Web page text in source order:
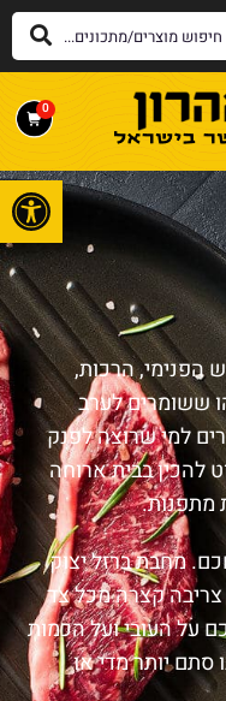
0
הפנימי, הרכות,
ששומרים לערב
למי שרוצה לפנק
להכין בבית ארוחה
מתפנות.
מחבת ברזל יצוק
קצרה מכל צד
על העובי ועל הכמות
יותר מדי או